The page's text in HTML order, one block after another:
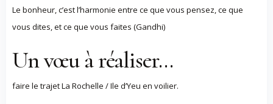
Le bonheur, c’est l’harmonie entre ce que vous pensez, ce que
vous dites, et ce que vous faites (Gandhi)
Un vœu à réaliser…
faire le trajet La Rochelle / Ile d’Yeu en voilier.